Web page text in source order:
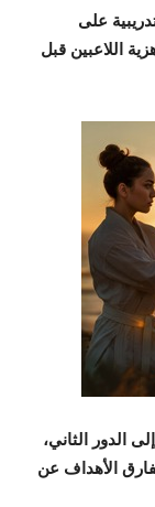
على
اللاعبين قبل
الدور الثاني،
الثالثة برصيد 7 نقاط، بفارق الأهداف عن